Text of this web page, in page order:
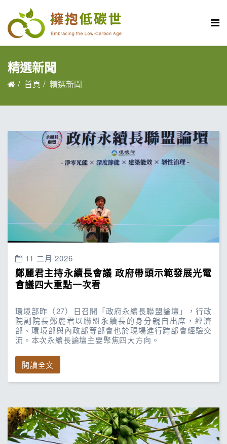
精選新聞
首頁 精選新聞
11 二月 2026
鄭麗君主持永續長會議 政府帶頭示範發展光電
會議四大重點一次看
環境部昨（27）日召開「政府永續長聯盟論壇」，行政
院副院長鄭麗君以聯盟永續長的身分親自出席，經濟
部、環境部與內政部等部會也於現場進行跨部會經驗交
流。本次永續長論壇主要聚焦四大方向。
閱讀全文